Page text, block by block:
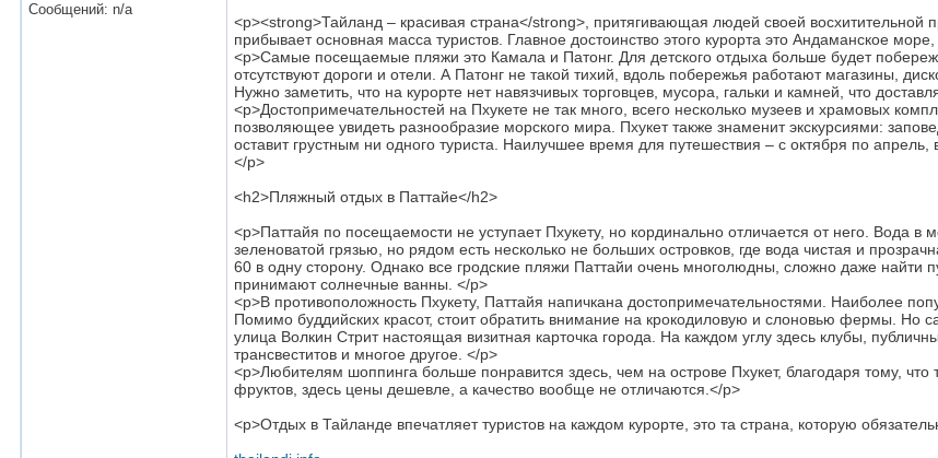
Сообщений: n/a
<p><strong>Тайланд – красивая страна</strong>, притягивающая людей своей восхитительной
прибывает основная масса туристов. Главное достоинство этого курорта это Андаманское
<p>Самые посещаемые пляжи это Камала и Патонг. Для детского отдыха больше будет
отсутствуют дороги и отели. А Патонг не такой тихий, вдоль побережья работают магазины,
Нужно заметить, что на курорте нет навязчивых торговцев, мусора, гальки и камней, что
<p>Достопримечательностей на Пхукете не так много, всего несколько музеев и храмовых
позволяющее увидеть разнообразие морского мира. Пхукет также знаменит экскурсиями:
оставит грустным ни одного туриста. Наилучшее время для путешествия – с октября по
</p>
<h2>Пляжный отдых в Паттайе</h2>
<p>Паттайя по посещаемости не уступает Пхукету, но кординально отличается от него. Вода
зеленоватой грязью, но рядом есть несколько не больших островков, где вода чистая и
60 в одну сторону. Однако все гродские пляжи Паттайи очень многолюдны, сложно даже найти
принимают солнечные ванны. </p>
<p>В противоположность Пхукету, Паттайя напичкана достопримечательностями. Наиболее
Помимо буддийских красот, стоит обратить внимание на крокодиловую и слоновью фермы. Но
улица Волкин Стрит настоящая визитная карточка города. На каждом углу здесь клубы,
трансвеститов и многое другое. </p>
<p>Любителям шоппинга больше понравится здесь, чем на острове Пхукет, благодаря тому,
фруктов, здесь цены дешевле, а качество вообще не отличаются.</p>
<p>Отдых в Тайланде впечатляет туристов на каждом курорте, это та страна, которую